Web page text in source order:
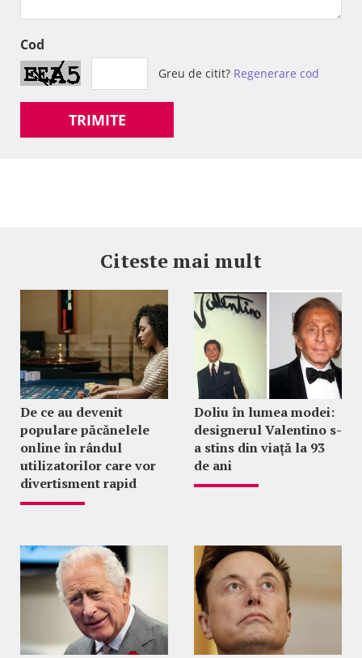
Cod
Greu de citit? Regenerare cod
TRIMITE
Citeste mai mult
De ce au devenit
populare păcănelele
online în rândul
utilizatorilor care vor
divertisment rapid
Doliu în lumea modei:
designerul Valentino s-
a stins din viață la 93
de ani